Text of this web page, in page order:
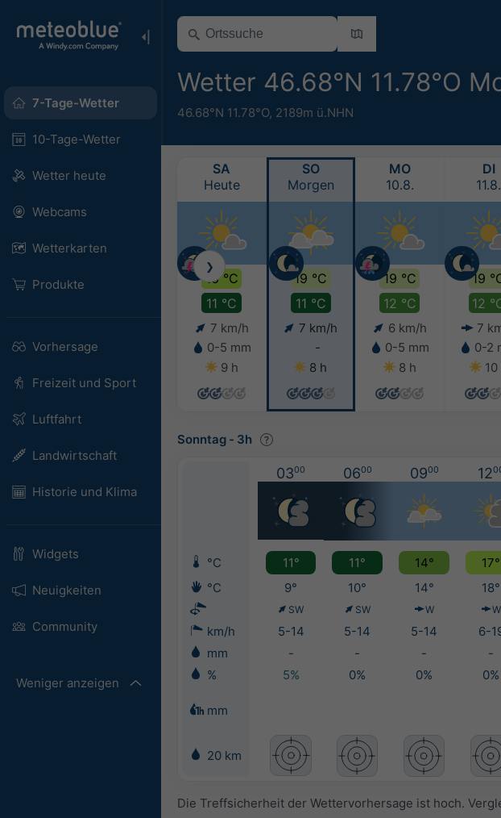
7-Tage-Wetter
10-Tage-Wetter
Wetter heute
Webcams
Wetterkarten
Produkte
Vorhersage
Freizeit und Sport
Luftfahrt
Landwirtschaft
Historie und Klima
Widgets
Neuigkeiten
Community
Weniger anzeigen
Wetter 46.68°N 11.78°O
46.68°N 11.78°O, 2189m ü.NHN
SA
Heute
16 °C
11 °C
7 km/h
0-5 mm
9 h
SO
Morgen
19 °C
11 °C
7 km/h
-
8 h
MO
10.8.
19 °C
12 °C
6 km/h
0-5 mm
8 h
DI
11.8.
19
12
7
0-2
10
❯
Sonntag - 3h
0300 0600 0900 12
°C 11° 11° 14° 17°
°C
9° 10° 14° 18°
SW SW W W
km/h 5-14 5-14 5-14 6-
mm
- - - -
%
5% 0% 0% 0%
mm
20 km
Die Treffsicherheit der Wettervorhersage ist hoch.